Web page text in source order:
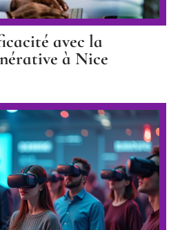
avec la
à Nice